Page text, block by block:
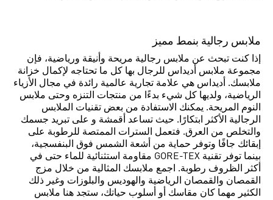
ملابس رجالية بنمط مميز
إذا كنت تبحث عن ملابس رجالية مريحة وأنيقة ورياضية، فإن
مجموعة ملابس أديداس للرجال بها كل ما تحتاجه لإكمال خزانة
ملابسك. أديداس هي علامة تجارية عالمية رائدة في مجال الأزياء
الرياضية، ولديها كل شيء بدءًا من منتجات التنزه وحتى ملابس
النوم المريحة. يمكنك الاستفادة من بعض تقنيات الملابس
الرجالية الأكثر ابتكارًا. حيث تساعد أقمشة و على تبريد جسمك
والتخلص من العرق. فتعمل السترات الممتصة للرطوبة على
إبقائك جافًا وتوفر حماية من أشعة الشمس فوق البنفسجية،
بينما توفر تقنية GORE-TEX مقاومة استثنائية للماء حتى في
أكثر الظروف رطوبة. اجمع ملابسك المثالية من خلال مزج
القمصان والقمصان الرياضية والهوديس والبلوزات وغير ذلك
الكثير مهما كان مقاسك أو أسلوب حياتك، ستجد هنا ملابس